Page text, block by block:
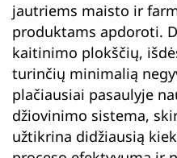
jautriems maisto ir
produktams apdoroti.
kaitinimo plokščių,
turinčių minimalią
plačiausiai pasaulyje
džiovinimo sistema,
užtikrina didžiausią